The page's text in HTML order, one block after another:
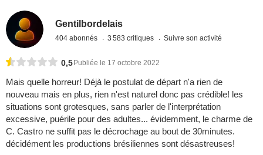
Gentilbordelais
404 abonnés 3 583 critiques Suivre son activité
0,5Publiée le 17 octobre 2022
Mais quelle horreur! Déjà le postulat de départ n'a rien de
nouveau mais en plus, rien n'est naturel donc pas crédible! les
situations sont grotesques, sans parler de l'interprétation
excessive, puérile pour des adultes... évidemment, le charme de
C. Castro ne suffit pas le décrochage au bout de 30minutes.
décidément les productions brésiliennes sont désastreuses!